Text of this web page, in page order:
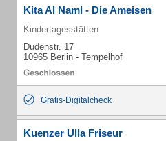
Kita Al Naml - Die Ameisen
Kindertagesstätten
Dudenstr. 17
10965 Berlin - Tempelhof
Gratis-Digitalcheck
Kuenzer Ulla Friseur